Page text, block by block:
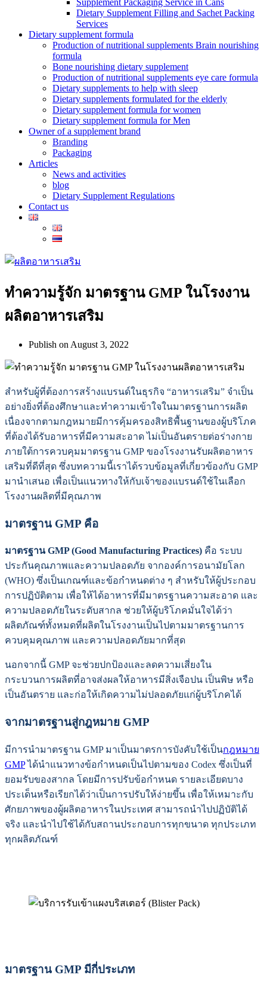
Supplement Packaging Service in Cans
Dietary Supplement Filling and Sachet Packing
Services
Dietary supplement formula
Production of nutritional supplements Brain nourishing
formula
Bone nourishing dietary supplement
Production of nutritional supplements eye care formula
Dietary supplements to help with sleep
Dietary supplements formulated for the elderly
Dietary supplement formula for women
Dietary supplement formula for Men
Owner of a supplement brand
Branding
Packaging
Articles
News and activities
blog
Dietary Supplement Regulations
Contact us
ทำความรู้จัก มาตรฐาน GMP ในโรงงาน
ผลิตอาหารเสริม
Publish on August 3, 2022
สำหรับผู้ที่ต้องการสร้างแบรนด์ในธุรกิจ “อาหารเสริม” จำเป็น
อย่างยิ่งที่ต้องศึกษาและทำความเข้าใจในมาตรฐานการผลิต
เนื่องจากตามกฎหมายมีการคุ้มครองสิทธิพื้นฐานของผู้บริโภค
ที่ต้องได้รับอาหารที่มีความสะอาด ไม่เป็นอันตรายต่อร่างกาย
ภายใต้การควบคุมมาตรฐาน GMP ของโรงงานรับผลิตอาหาร
เสริมที่ดีที่สุด ซึ่งบทความนี้เราได้รวบข้อมูลที่เกี่ยวข้องกับ GMP
มานำเสนอ เพื่อเป็นแนวทางให้กับเจ้าของแบรนด์ใช้ในเลือก
โรงงานผลิตที่มีคุณภาพ
มาตรฐาน GMP คือ
มาตรฐาน GMP (Good Manufacturing Practices) คือ ระบบ
ประกันคุณภาพและความปลอดภัย จากองค์การอนามัยโลก
(WHO) ซึ่งเป็นเกณฑ์และข้อกำหนดต่าง ๆ สำหรับให้ผู้ประกอบ
การปฏิบัติตาม เพื่อให้ได้อาหารที่มีมาตรฐานความสะอาด และ
ความปลอดภัยในระดับสากล ช่วยให้ผู้บริโภคมั่นใจได้ว่า
ผลิตภัณฑ์ทั้งหมดที่ผลิตในโรงงานเป็นไปตามมาตรฐานการ
ควบคุมคุณภาพ และความปลอดภัยมากที่สุด
นอกจากนี้ GMP จะช่วยปกป้องและลดความเสี่ยงใน
กระบวนการผลิตที่อาจส่งผลให้อาหารมีสิ่งเจือปน เป็นพิษ หรือ
เป็นอันตราย และก่อให้เกิดความไม่ปลอดภัยแก่ผู้บริโภคได้
จากมาตรฐานสู่กฎหมาย GMP
มีการนำมาตรฐาน GMP มาเป็นมาตรการบังคับใช้เป็นกฎหมาย
GMPได้นําแนวทางข้อกําหนดเป็นไปตามของ Codex ซึ่งเป็นที่
ยอมรับของสากล โดยมีการปรับข้อกำหนด รายละเอียดบาง
ประเด็นหรือเรียกได้ว่าเป็นการปรับให้ง่ายขึ้น เพื่อให้เหมาะกับ
ศักยภาพของผู้ผลิตอาหารในประเทศ สามารถนำไปปฏิบัติได้
จริง และนำไปใช้ได้กับสถานประกอบการทุกขนาด ทุกประเภท
ทุกผลิตภัณฑ์
มาตรฐาน GMP มีกี่ประเภท